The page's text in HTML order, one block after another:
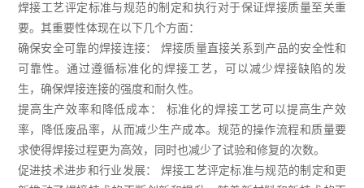
焊接工艺评定标准与规范的制定和执行对于保证焊接质量至关重
要。其重要性体现在以下几个方面：
确保安全可靠的焊接连接： 焊接质量直接关系到产品的安全性和
可靠性。通过遵循标准化的焊接工艺，可以减少焊接缺陷的发
生，确保焊接连接的强度和耐久性。
提高生产效率和降低成本： 标准化的焊接工艺可以提高生产效
率，降低废品率，从而减少生产成本。规范的操作流程和质量要
求使得焊接过程更为高效，同时也减少了试验和修复的次数。
促进技术进步和行业发展： 焊接工艺评定标准与规范的制定和更